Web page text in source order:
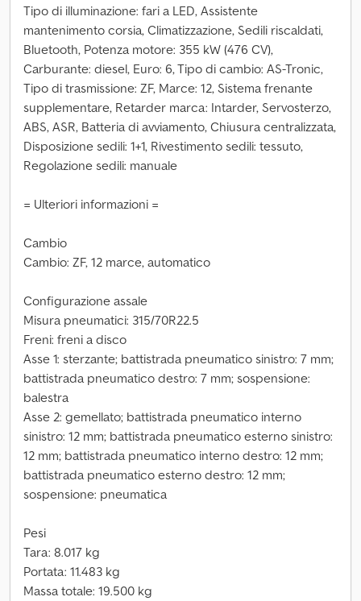
Tipo di illuminazione: fari a LED, Assistente
mantenimento corsia, Climatizzazione, Sedili riscaldati,
Bluetooth, Potenza motore: 355 kW (476 CV),
Carburante: diesel, Euro: 6, Tipo di cambio: AS-Tronic,
Tipo di trasmissione: ZF, Marce: 12, Sistema frenante
supplementare, Retarder marca: Intarder, Servosterzo,
ABS, ASR, Batteria di avviamento, Chiusura centralizzata,
Disposizione sedili: 1+1, Rivestimento sedili: tessuto,
Regolazione sedili: manuale
= Ulteriori informazioni =
Cambio
Cambio: ZF, 12 marce, automatico
Configurazione assale
Misura pneumatici: 315/70R22.5
Freni: freni a disco
Asse 1: sterzante; battistrada pneumatico sinistro: 7 mm;
battistrada pneumatico destro: 7 mm; sospensione:
balestra
Asse 2: gemellato; battistrada pneumatico interno
sinistro: 12 mm; battistrada pneumatico esterno sinistro:
12 mm; battistrada pneumatico interno destro: 12 mm;
battistrada pneumatico esterno destro: 12 mm;
sospensione: pneumatica
Pesi
Tara: 8.017 kg
Portata: 11.483 kg
Massa totale: 19.500 kg